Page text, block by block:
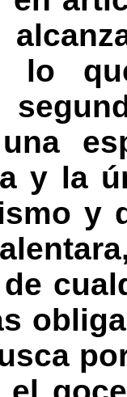
lo
y la
y